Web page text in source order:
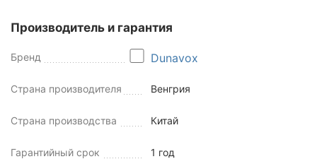
Производитель и гарантия
Бренд Dunavox
Страна производителя Венгрия
Страна производства Китай
Гарантийный срок 1 год